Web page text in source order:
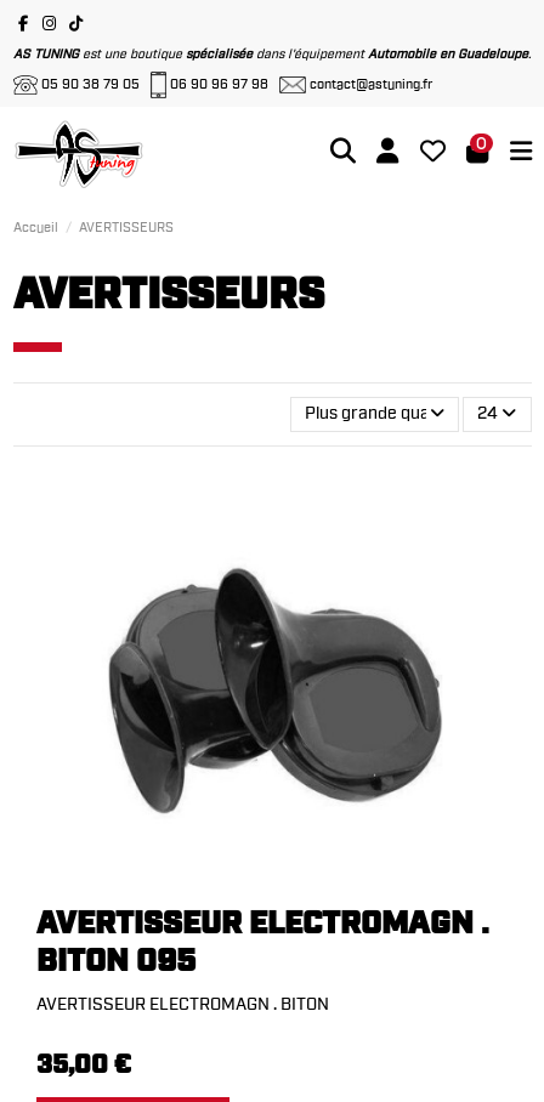
AS TUNINGest une boutiquespécialiséedans l'équipement Automobile en Guadeloupe.
05 90 38 79 05 06 90 96 97 98 contact@astuning.fr
0
Accueil AVERTISSEURS
AVERTISSEURS
Plus grande quantité en24
AVERTISSEUR ELECTROMAGN .
BITON 095
AVERTISSEUR ELECTROMAGN . BITON
35,00 €